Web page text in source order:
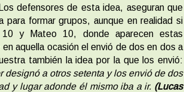
defensores de esta idea, aseguran que
para formar grupos, aunque en realidad si
y Mateo 10, donde aparecen estas
aquella ocasión el envió de dos en dos a
también la idea por la que los envió:
designó a otros setenta y los envió de dos
y lugar adonde él mismo iba a ir. (Lucas